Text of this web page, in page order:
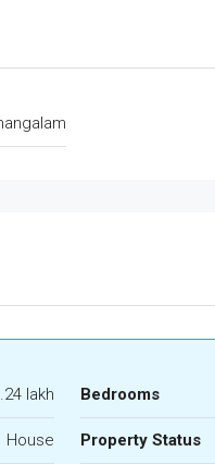
lakh Bedrooms
House Property Status